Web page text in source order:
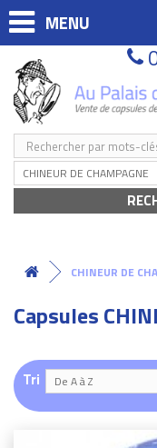
MENU
CHINEUR DE CHAMPAGNE
CHINEUR DE
Capsules
Tri De A à Z